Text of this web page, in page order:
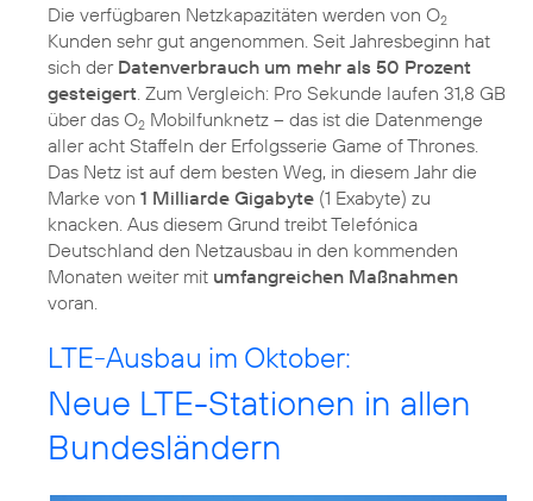
Die verfügbaren Netzkapazitäten werden von O2
Kunden sehr gut angenommen. Seit Jahresbeginn hat
sich der Datenverbrauch um mehr als 50 Prozent
gesteigert . Zum Vergleich: Pro Sekunde laufen 31,8 GB
über das O2 Mobilfunknetz – das ist die Datenmenge
aller acht Staffeln der Erfolgsserie Game of Thrones.
Das Netz ist auf dem besten Weg, in diesem Jahr die
Marke von 1 Milliarde Gigabyte (1 Exabyte) zu
knacken. Aus diesem Grund treibt Telefónica
Deutschland den Netzausbau in den kommenden
Monaten weiter mit umfangreichen Maßnahmen
voran.
LTE-Ausbau im Oktober:
Neue LTE-Stationen in allen
Bundesländern